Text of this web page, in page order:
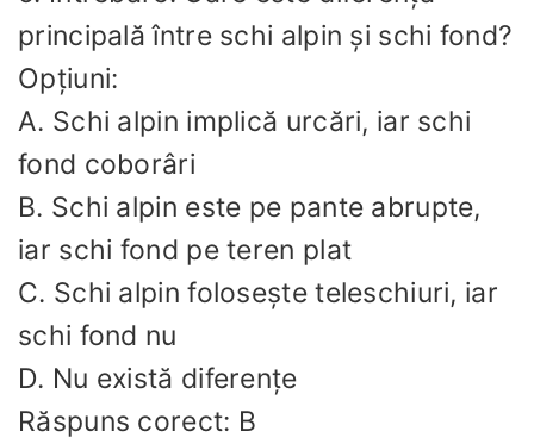
principală între schi alpin și schi fond?
Opțiuni:
A. Schi alpin implică urcări, iar schi
fond coborâri
B. Schi alpin este pe pante abrupte,
iar schi fond pe teren plat
C. Schi alpin folosește teleschiuri, iar
schi fond nu
D. Nu există diferențe
Răspuns corect: B